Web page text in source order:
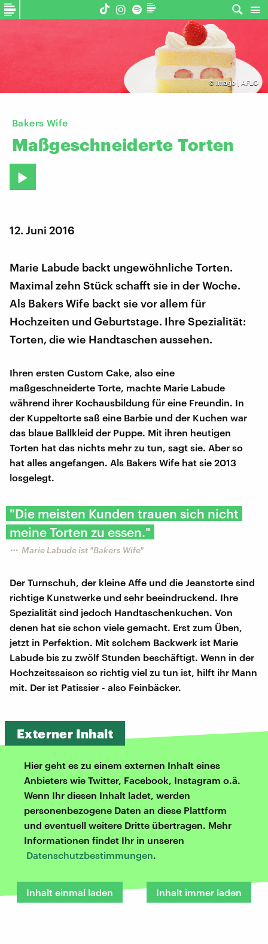
©imago | AFLO
Bakers Wife
Maßgeschneiderte Torten
12. Juni 2016
Marie Labude backt ungewöhnliche Torten.
Maximal zehn Stück schafft sie in der Woche.
Als Bakers Wife backt sie vor allem für
Hochzeiten und Geburtstage. Ihre Spezialität:
Torten, die wie Handtaschen aussehen.
Ihren ersten Custom Cake, also eine
maßgeschneiderte Torte, machte Marie Labude
während ihrer Kochausbildung für eine Freundin. In
der Kuppeltorte saß eine Barbie und der Kuchen war
das blaue Ballkleid der Puppe. Mit ihren heutigen
Torten hat das nichts mehr zu tun, sagt sie. Aber so
hat alles angefangen. Als Bakers Wife hat sie 2013
losgelegt.
"Die meisten Kunden trauen sich nicht
meine Torten zu essen."
Marie Labude ist "Bakers Wife"
Der Turnschuh, der kleine Affe und die Jeanstorte sind
richtige Kunstwerke und sehr beeindruckend. Ihre
Spezialität sind jedoch Handtaschenkuchen. Von
denen hat sie schon viele gemacht. Erst zum Üben,
jetzt in Perfektion. Mit solchem Backwerk ist Marie
Labude bis zu zwölf Stunden beschäftigt. Wenn in der
Hochzeitssaison so richtig viel zu tun ist, hilft ihr Mann
mit. Der ist Patissier - also Feinbäcker.
Externer Inhalt
Hier geht es zu einem externen Inhalt eines
Anbieters wie Twitter, Facebook, Instagram o.ä.
Wenn Ihr diesen Inhalt ladet, werden
personenbezogene Daten an diese Plattform
und eventuell weitere Dritte übertragen. Mehr
Informationen findet Ihr in unseren
Datenschutzbestimmungen.
Inhalt einmal laden Inhalt immer laden